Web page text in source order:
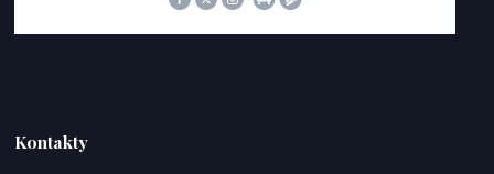
Kontakty